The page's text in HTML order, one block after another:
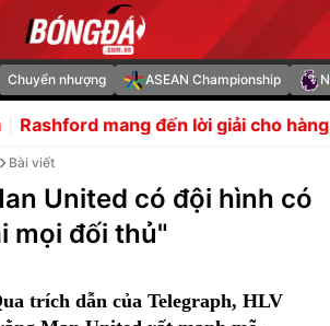
Chuyển nhượng ASEAN Championship
lời giải cho hàng công của Carrick
Bài viết
United có đội hình có
mọi đối thủ"
trích dẫn của Telegraph, HLV